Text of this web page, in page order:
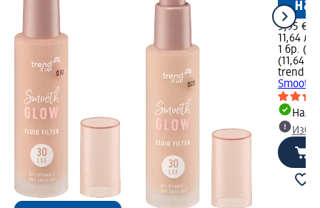
5,95 €
11,64 лв.
1 бр.
(11,64
trend !t
Smooth